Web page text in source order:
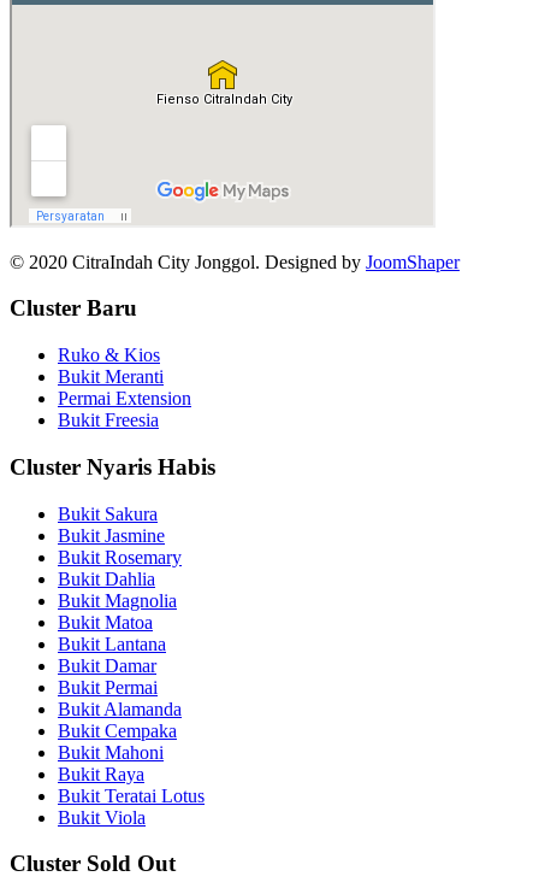
© 2020 CitraIndah City Jonggol. Designed by JoomShaper
Cluster Baru
Ruko & Kios
Bukit Meranti
Permai Extension
Bukit Freesia
Cluster Nyaris Habis
Bukit Sakura
Bukit Jasmine
Bukit Rosemary
Bukit Dahlia
Bukit Magnolia
Bukit Matoa
Bukit Lantana
Bukit Damar
Bukit Permai
Bukit Alamanda
Bukit Cempaka
Bukit Mahoni
Bukit Raya
Bukit Teratai Lotus
Bukit Viola
Cluster Sold Out